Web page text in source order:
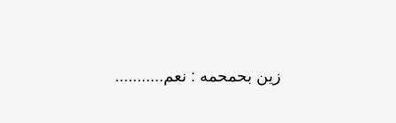
زين بحمحمه : نعم...........